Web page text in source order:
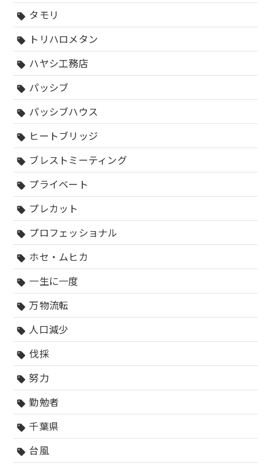
sell タモリ
sell トリハロメタン
sell ハヤシ工務店
sell パッシブ
sell パッシブハウス
sell ヒートブリッジ
sell ブレストミーティング
sell プライベート
sell プレカット
sell プロフェッショナル
sell ホセ・ムヒカ
sell 一生に一度
sell 万物流転
sell 人口減少
sell 伐採
sell 努力
sell 勤勉者
sell 千葉県
sell 台風